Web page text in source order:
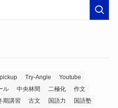
pickup Try-Angle
Youtube
ル 中央林間 二極化
作文
期講習 古文 国語力
国語塾